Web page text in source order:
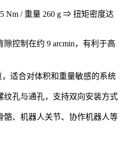
Nm / 重量 260 g ⇒ 扭矩密度达
隙控制在约 9 arcmin，有利于高
，适合对体积和重量敏感的系统
纹孔与通孔，支持双向安装方式
骼、机器人关节、协作机器人等